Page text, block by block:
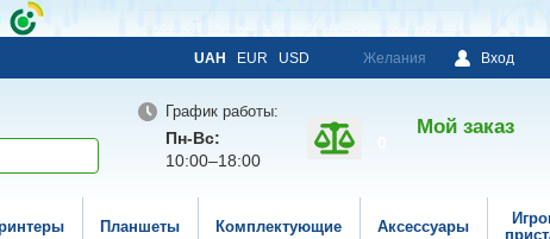
UAH EUR USD Желания Вход
График работы:
Пн-Вс:
10:00–18:00
Мой заказ
Планшеты Комплектующие Аксессуары